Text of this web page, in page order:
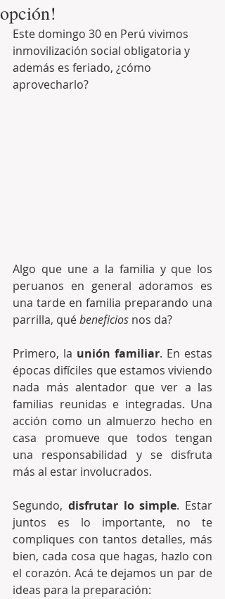
opción!
Este domingo 30 en Perú vivimos
inmovilización social obligatoria y
además es feriado, ¿cómo
aprovecharlo?
Algo que une a la familia y que los
peruanos en general adoramos es
una tarde en familia preparando una
parrilla, qué beneficios nos da?
Primero, la unión familiar. En estas
épocas difíciles que estamos viviendo
nada más alentador que ver a las
familias reunidas e integradas. Una
acción como un almuerzo hecho en
casa promueve que todos tengan
una responsabilidad y se disfruta
más al estar involucrados.
Segundo, disfrutar lo simple. Estar
juntos es lo importante, no te
compliques con tantos detalles, más
bien, cada cosa que hagas, hazlo con
el corazón. Acá te dejamos un par de
ideas para la preparación: